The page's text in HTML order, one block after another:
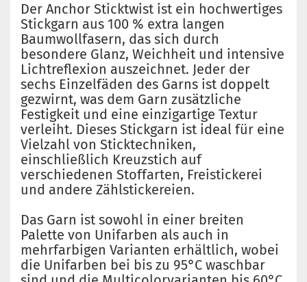
Der Anchor Sticktwist ist ein hochwertiges
Stickgarn aus 100 % extra langen
Baumwollfasern, das sich durch
besondere Glanz, Weichheit und intensive
Lichtreflexion auszeichnet. Jeder der
sechs Einzelfäden des Garns ist doppelt
gezwirnt, was dem Garn zusätzliche
Festigkeit und eine einzigartige Textur
verleiht. Dieses Stickgarn ist ideal für eine
Vielzahl von Sticktechniken,
einschließlich Kreuzstich auf
verschiedenen Stoffarten, Freistickerei
und andere Zählstickereien.
Das Garn ist sowohl in einer breiten
Palette von Unifarben als auch in
mehrfarbigen Varianten erhältlich, wobei
die Unifarben bei bis zu 95°C waschbar